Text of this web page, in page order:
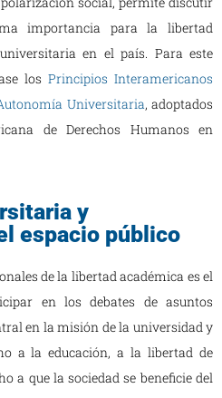
importancia para la libertad
en el país. Para este
los Principios Interamericanos
Universitaria, adoptados
de Derechos Humanos en
y
espacio público
de la libertad académica es el
en los debates de asuntos
en la misión de la universidad y
a la educación, a la libertad de
a que la sociedad se beneficie del